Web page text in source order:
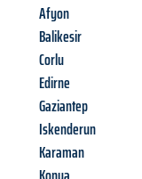
Afyon
Balikesir
Corlu
Edirne
Gaziantep
Iskenderun
Karaman